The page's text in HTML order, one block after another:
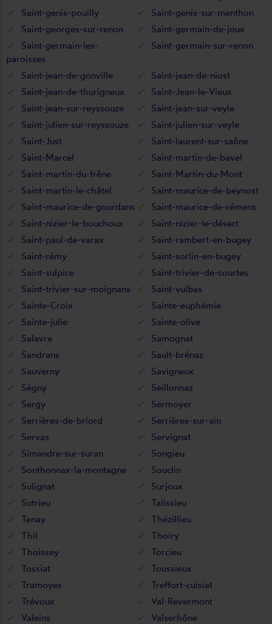
Saint-genis-pouilly
Saint-genis-sur-menthon
Saint-georges-sur-renon
Saint-germain-de-joux
Saint-germain-les-
paroisses
Saint-germain-sur-renon
Saint-jean-de-gonville
Saint-jean-de-niost
Saint-jean-de-thurigneux
Saint-Jean-le-Vieux
Saint-jean-sur-reyssouze
Saint-jean-sur-veyle
Saint-julien-sur-reyssouze
Saint-julien-sur-veyle
Saint-Just
Saint-laurent-sur-saône
Saint-Marcel
Saint-martin-de-bavel
Saint-martin-du-frêne
Saint-Martin-du-Mont
Saint-martin-le-châtel
Saint-maurice-de-beynost
Saint-maurice-de-gourdans
Saint-maurice-de-rémens
Saint-nizier-le-bouchoux
Saint-nizier-le-désert
Saint-paul-de-varax
Saint-rambert-en-bugey
Saint-rémy
Saint-sorlin-en-bugey
Saint-sulpice
Saint-trivier-de-courtes
Saint-trivier-sur-moignans
Saint-vulbas
Sainte-Croix
Sainte-euphémie
Sainte-julie
Sainte-olive
Salavre
Samognat
Sandrans
Sault-brénaz
Sauverny
Savigneux
Ségny
Seillonnaz
Sergy
Sermoyer
Serrières-de-briord
Serrières-sur-ain
Servas
Servignat
Simandre-sur-suran
Songieu
Sonthonnax-la-montagne
Souclin
Sulignat
Surjoux
Sutrieu
Talissieu
Tenay
Thézillieu
Thil
Thoiry
Thoissey
Torcieu
Tossiat
Toussieux
Tramoyes
Treffort-cuisiat
Trévoux
Val-Revermont
Valeins
Valserhône